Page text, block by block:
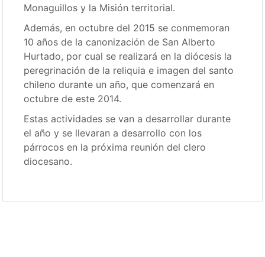
Monaguillos y la Misión territorial.
Además, en octubre del 2015 se conmemoran
10 años de la canonización de San Alberto
Hurtado, por cual se realizará en la diócesis la
peregrinación de la reliquia e imagen del santo
chileno durante un año, que comenzará en
octubre de este 2014.
Estas actividades se van a desarrollar durante
el año y se llevaran a desarrollo con los
párrocos en la próxima reunión del clero
diocesano.